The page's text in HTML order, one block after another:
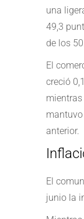
una
49,3
de los 50.
El
creció
anterior.
El
junio la